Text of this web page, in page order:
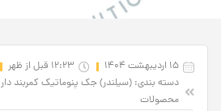
15 اردیبهشت 1404
12:23 قبل از ظهر
دسته بندی: (سیلندر) جک پنوماتیک کمربند دار
محصولات